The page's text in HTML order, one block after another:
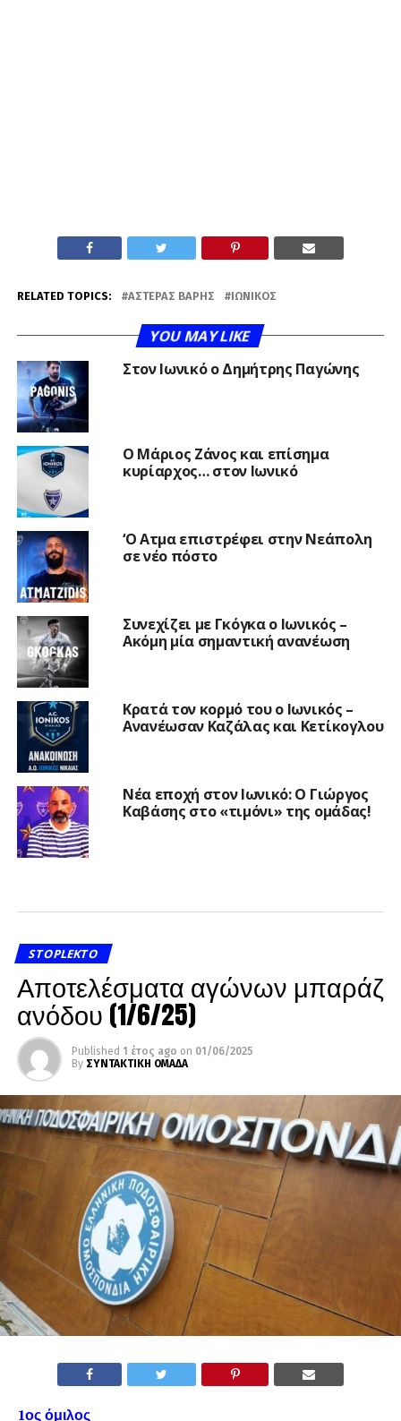
RELATED TOPICS: ΑΣΤΈΡΑΣ ΒΆΡΗΣ ΙΩΝΙΚΌΣ
YOU MAY LIKE
Στον Ιωνικό ο Δημήτρης Παγώνης
Ο Μάριος Ζάνος και επίσημα
κυρίαρχος… στον Ιωνικό
‘Ο Ατμα επιστρέφει στην Νεάπολη
σε νέο πόστο
Συνεχίζει με Γκόγκα ο Ιωνικός –
Ακόμη μία σημαντική ανανέωση
Κρατά τον κορμό του ο Ιωνικός –
Ανανέωσαν Καζάλας και Κετίκογλου
Νέα εποχή στον Ιωνικό: Ο Γιώργος
Καβάσης στο «τιμόνι» της ομάδας!
STOPLEKTO
Αποτελέσματα αγώνων μπαράζ
ανόδου (1/6/25)
Published 1 έτος ago on 01/06/2025
By ΣΥΝΤΑΚΤΙΚΗ ΟΜΑΔΑ
1ος όμιλος